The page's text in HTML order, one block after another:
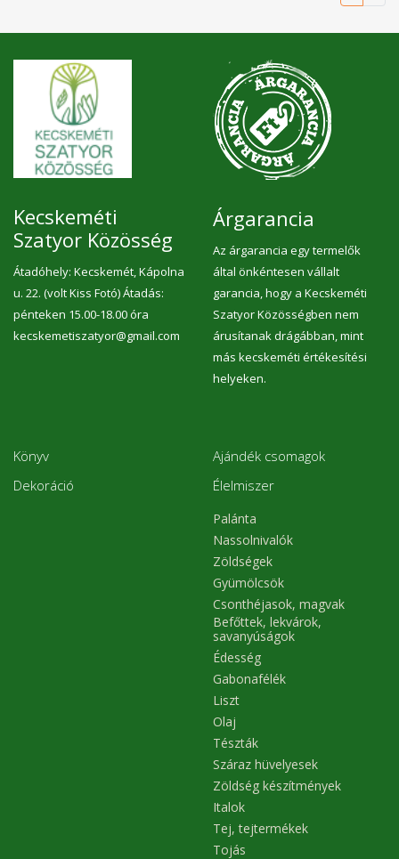
Kecskeméti
Szatyor Közösség
Átadóhely: Kecskemét, Kápolna
u. 22. (volt Kiss Fotó) Átadás:
pénteken 15.00-18.00 óra
kecskemetiszatyor@gmail.com
Árgarancia
Az árgarancia egy termelők
által önkéntesen vállalt
garancia, hogy a Kecskeméti
Szatyor Közösségben nem
árusítanak drágábban, mint
más kecskeméti értékesítési
helyeken.
Könyv
Dekoráció
Ajándék csomagok
Élelmiszer
Palánta
Nassolnivalók
Zöldségek
Gyümölcsök
Csonthéjasok, magvak
Befőttek, lekvárok,
savanyúságok
Édesség
Gabonafélék
Liszt
Olaj
Tészták
Száraz hüvelyesek
Zöldség készítmények
Italok
Tej, tejtermékek
Tojás